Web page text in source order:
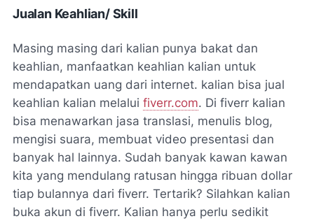
Jualan Keahlian/ Skill
Masing masing dari kalian punya bakat dan
keahlian, manfaatkan keahlian kalian untuk
mendapatkan uang dari internet. kalian bisa jual
keahlian kalian melalui fiverr.com. Di fiverr kalian
bisa menawarkan jasa translasi, menulis blog,
mengisi suara, membuat video presentasi dan
banyak hal lainnya. Sudah banyak kawan kawan
kita yang mendulang ratusan hingga ribuan dollar
tiap bulannya dari fiverr. Tertarik? Silahkan kalian
buka akun di fiverr. Kalian hanya perlu sedikit